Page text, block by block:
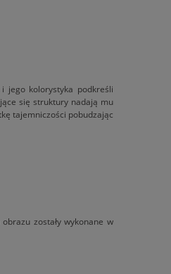
jego kolorystyka podkreśli
się struktury nadają mu
tajemniczości pobudzając
zostały wykonane w